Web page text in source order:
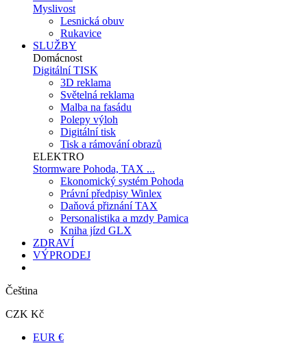
Myslivost
Lesnická obuv
Rukavice
SLUŽBY
Domácnost
Digitální TISK
3D reklama
Světelná reklama
Malba na fasádu
Polepy výloh
Digitální tisk
Tisk a rámování obrazů
ELEKTRO
Stormware Pohoda, TAX ...
Ekonomický systém Pohoda
Právní předpisy Winlex
Daňová přiznání TAX
Personalistika a mzdy Pamica
Kniha jízd GLX
ZDRAVÍ
VÝPRODEJ
Čeština
CZK Kč
EUR €